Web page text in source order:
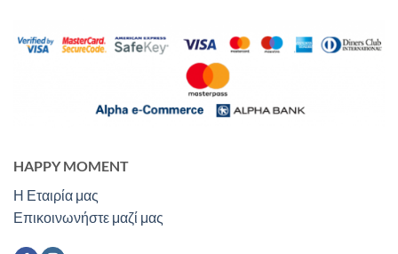
HAPPY MOMENT
Η Εταιρία μας
Επικοινωνήστε μαζί μας